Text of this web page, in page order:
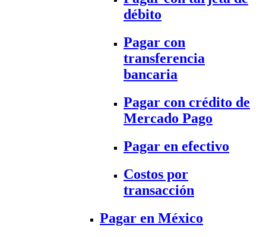
débito
Pagar con
transferencia
bancaria
Pagar con crédito de
Mercado Pago
Pagar en efectivo
Costos por
transacción
Pagar en México